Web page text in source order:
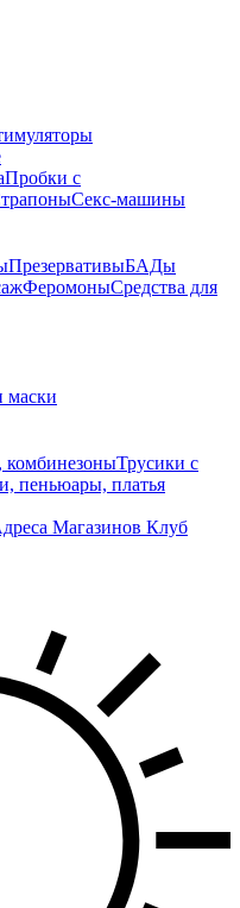
Пробки с
Секс-машины
ПрезервативыБАДы
ФеромоныСредства для
маски
комбинезоныТрусики с
пеньюары, платья
Магазинов Клуб